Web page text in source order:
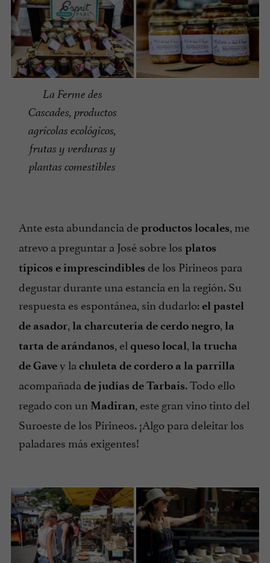
La Ferme des
Cascades, productos
agrícolas ecológicos,
frutas y verduras y
plantas comestibles
Ante esta abundancia deproductos locales, me
atrevo a preguntar a José sobre los platos
típicos e imprescindibles de los Pirineos para
degustar durante una estancia en la región. Su
respuesta es espontánea, sin dudarlo:el pastel
de asador, la charcutería de cerdo negro, la
tarta de arándanos, el queso local, la trucha
de Gavey la chuleta de cordero a la parrilla
acompañada de judías de Tarbais. Todo ello
regado con un Madiran, este gran vino tinto del
Suroeste de los Pirineos. ¡Algo para deleitar los
paladares más exigentes!